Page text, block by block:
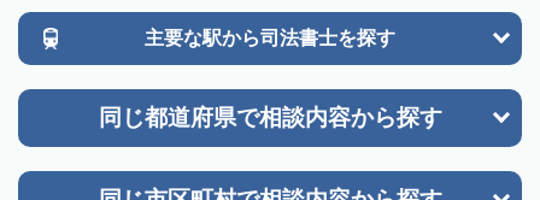
主要な駅から司法書士を探す
同じ都道府県で相談内容から探す